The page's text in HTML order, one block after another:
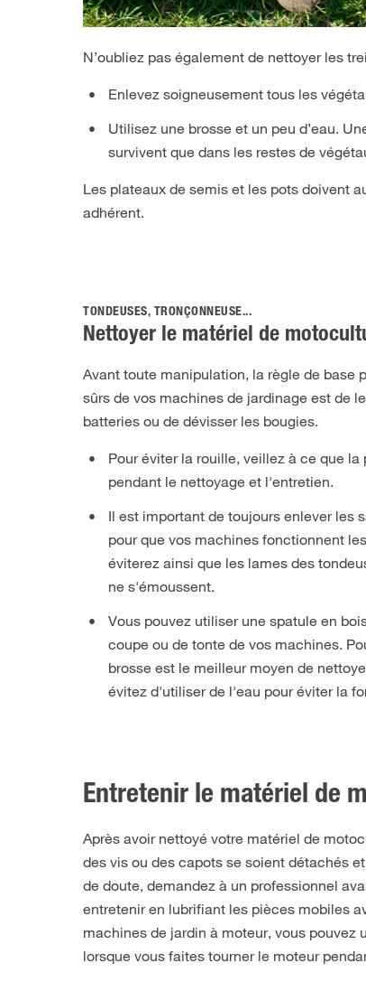
N’oubliez pas également de nettoyer les
Enlevez soigneusement tous les
Utilisez une brosse et un peu d’eau.
survivent que dans les restes de
Les plateaux de semis et les pots doivent
adhérent.
TONDEUSES, TRONÇONNEUSE...
Nettoyer le matériel de
Avant toute manipulation, la règle de base
sûrs de vos machines de jardinage est de
batteries ou de dévisser les bougies.
Pour éviter la rouille, veillez à ce que
pendant le nettoyage et l'entretien.
Il est important de toujours enlever les
pour que vos machines fonctionnent
éviterez ainsi que les lames des
ne s'émoussent.
Vous pouvez utiliser une spatule en
coupe ou de tonte de vos machines.
brosse est le meilleur moyen de
évitez d'utiliser de l'eau pour éviter la
Entretenir le matériel de
Après avoir nettoyé votre matériel de
des vis ou des capots se soient détachés
de doute, demandez à un professionnel
entretenir en lubrifiant les pièces mobiles
machines de jardin à moteur, vous
lorsque vous faites tourner le moteur